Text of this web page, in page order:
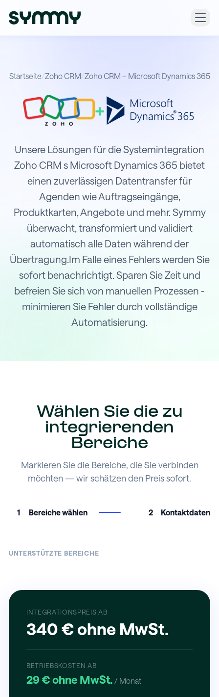
Startseite/Zoho CRM/Zoho CRM – Microsoft Dynamics 365
+
Integration von Zoho CRM mit
Unsere Lösungen für die Systemintegration
Zoho CRM s Microsoft Dynamics 365 bietet
einen zuverlässigen Datentransfer für
Agenden wie Auftragseingänge,
Produktkarten, Angebote und mehr. Symmy
überwacht, transformiert und validiert
automatisch alle Daten während der
Übertragung.Im Falle eines Fehlers werden Sie
sofort benachrichtigt. Sparen Sie Zeit und
befreien Sie sich von manuellen Prozessen -
minimieren Sie Fehler durch vollständige
Automatisierung.
Wählen Sie die zu
integrierenden
Bereiche
Markieren Sie die Bereiche, die Sie verbinden
möchten — wir schätzen den Preis sofort.
1 Bereiche wählen 2 Kontaktdaten
UNTERSTÜTZTE BEREICHE
INTEGRATIONSPREIS AB
340 € ohne MwSt.
BETRIEBSKOSTEN AB
29 € ohne MwSt. / Monat